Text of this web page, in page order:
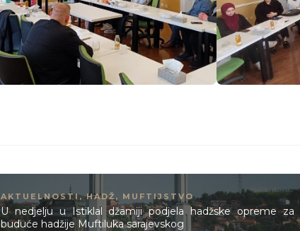
AKTUELNOSTI,HADŽ , MUFTIJSTVO
U nedjelju u Istiklal džamiji podjela hadžske opreme za
buduće hadžije Muftiluka sarajevskog